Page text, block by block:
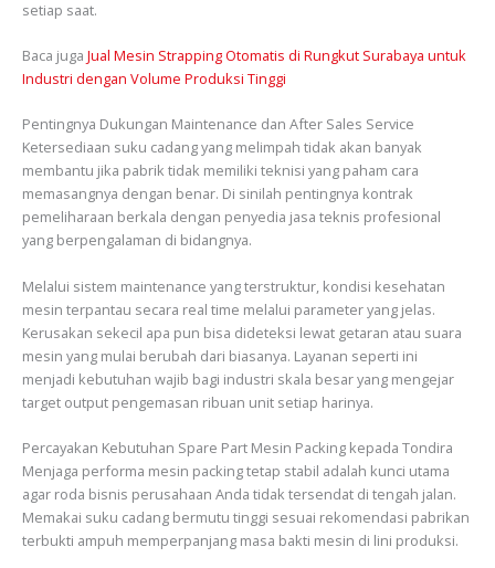
setiap saat.
Baca juga Jual Mesin Strapping Otomatis di Rungkut Surabaya untuk
Industri dengan Volume Produksi Tinggi
Pentingnya Dukungan Maintenance dan After Sales Service
Ketersediaan suku cadang yang melimpah tidak akan banyak
membantu jika pabrik tidak memiliki teknisi yang paham cara
memasangnya dengan benar. Di sinilah pentingnya kontrak
pemeliharaan berkala dengan penyedia jasa teknis profesional
yang berpengalaman di bidangnya.
Melalui sistem maintenance yang terstruktur, kondisi kesehatan
mesin terpantau secara real time melalui parameter yang jelas.
Kerusakan sekecil apa pun bisa dideteksi lewat getaran atau suara
mesin yang mulai berubah dari biasanya. Layanan seperti ini
menjadi kebutuhan wajib bagi industri skala besar yang mengejar
target output pengemasan ribuan unit setiap harinya.
Percayakan Kebutuhan Spare Part Mesin Packing kepada Tondira
Menjaga performa mesin packing tetap stabil adalah kunci utama
agar roda bisnis perusahaan Anda tidak tersendat di tengah jalan.
Memakai suku cadang bermutu tinggi sesuai rekomendasi pabrikan
terbukti ampuh memperpanjang masa bakti mesin di lini produksi.